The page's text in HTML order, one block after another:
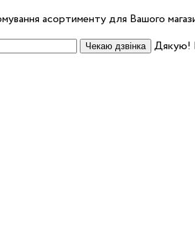
асортименту для Вашого
Чекаю дзвінка
Дякую!